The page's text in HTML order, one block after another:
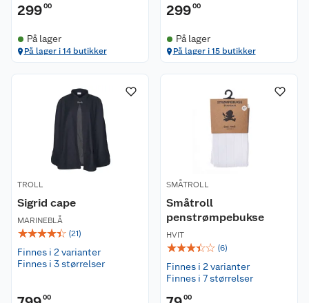
29900
På lager
På lager i 14 butikker
29900
På lager
På lager i 15 butikker
TROLL
Sigrid cape
MARINEBLÅ
☆☆☆☆☆ (21)
Finnes i 2 varianter
Finnes i 3 størrelser
00
SMÅTROLL
Småtroll
penstrømpebukse
HVIT
☆☆☆☆☆ (6)
Finnes i 2 varianter
Finnes i 7 størrelser
00